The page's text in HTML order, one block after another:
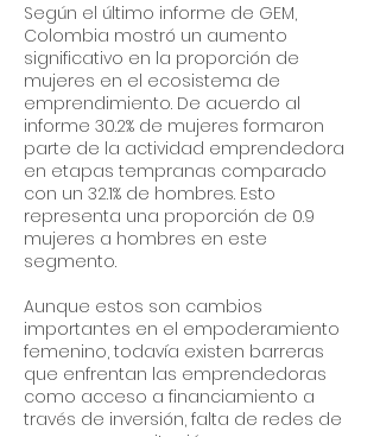
Según el último informe de GEM,
Colombia mostró un aumento
significativo en la proporción de
mujeres en el ecosistema de
emprendimiento. De acuerdo al
informe 30.2% de mujeres formaron
parte de la actividad emprendedora
en etapas tempranas comparado
con un 32.1% de hombres. Esto
representa una proporción de 0.9
mujeres a hombres en este
segmento.
Aunque estos son cambios
importantes en el empoderamiento
femenino, todavía existen barreras
que enfrentan las emprendedoras
como acceso a financiamiento a
través de inversión, falta de redes de